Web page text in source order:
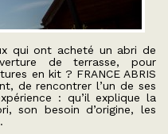
qui ont acheté un abri de
de terrasse, pour
en kit ? FRANCE ABRIS
de rencontrer l’un de ses
: qu’il explique la
son besoin d’origine, les